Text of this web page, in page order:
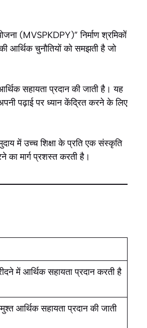
(MVSPKDPY)” निर्माण श्रमिकों
आर्थिक चुनौतियों को समझती है जो
सहायता प्रदान की जाती है। यह
पढ़ाई पर ध्यान केंद्रित करने के लिए
में उच्च शिक्षा के प्रति एक संस्कृति
का मार्ग प्रशस्त करती है।
में आर्थिक सहायता प्रदान करती है
आर्थिक सहायता प्रदान की जाती